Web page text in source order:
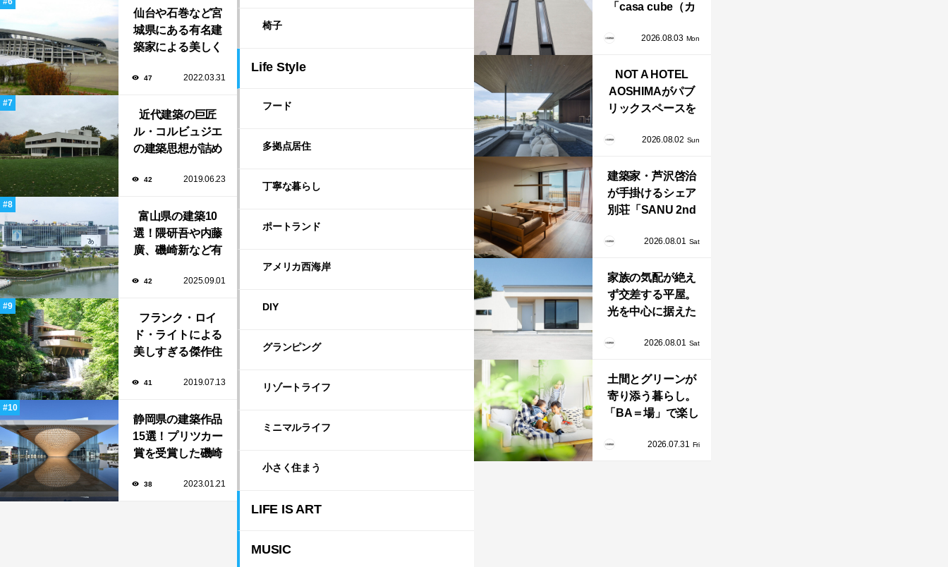
仙台や石巻など宮
城県にある有名建
築家による美しく
品13選
47 2022.03.31
近代建築の巨匠
ル・コルビュジエ
の建築思想が詰め
「サヴォア邸」
42 2019.06.23
富山県の建築10
選！隈研吾や内藤
廣、磯崎新など有
然と調和する美術
公共施設など！
42 2025.09.01
フランク・ロイ
ド・ライトによる
美しすぎる傑作住
ーリング・ウォー
41 2019.07.13
静岡県の建築作品
15選！プリツカー
賞を受賞した磯崎
建築家が手掛けた
38 2023.01.21
椅子
Life Style
フード
多拠点居住
丁寧な暮らし
ポートランド
アメリカ西海岸
DIY
グランピング
リゾートライフ
ミニマルライフ
小さく住まう
LIFE IS ART
MUSIC
「casa cube（カ
ブ）」が叶えるプ
感の正体
2026.08.03 Mon
NOT A HOTEL
AOSHIMAがパブ
リックスペースを
「CHILL2.0」
業！
2026.08.02 Sun
建築家・芦沢啓治
が手掛けるシェア
別荘「SANU 2nd
Owners」、新拠点
売開始
2026.08.01 Sat
家族の気配が絶え
ず交差する平屋。
光を中心に据えた
杜」
2026.08.01 Sat
土間とグリーンが
寄り添う暮らし。
「BA＝場」で楽し
な庭「casa
2026.07.31 Fri